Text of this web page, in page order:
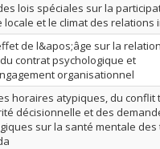
lois spéciales sur la
locale et le climat des relations
de l&apos;âge sur la
contrat psychologique et
organisationnel
horaires atypiques, du conflit
décisionnelle et des
sur la santé mentale